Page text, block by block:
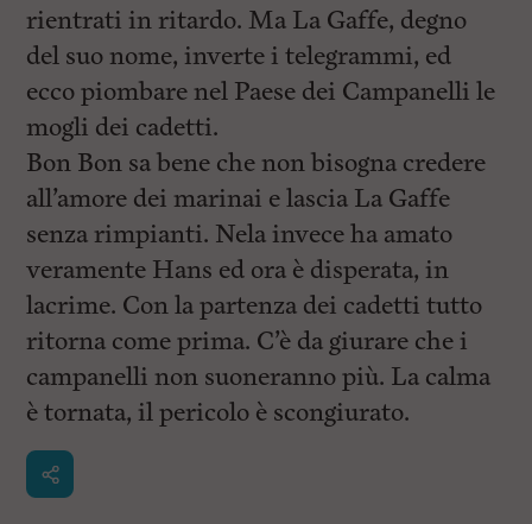
rientrati in ritardo. Ma La Gaffe, degno
del suo nome, inverte i telegrammi, ed
ecco piombare nel Paese dei Campanelli le
mogli dei cadetti.
Bon Bon sa bene che non bisogna credere
all’amore dei marinai e lascia La Gaffe
senza rimpianti. Nela invece ha amato
veramente Hans ed ora è disperata, in
lacrime. Con la partenza dei cadetti tutto
ritorna come prima. C’è da giurare che i
campanelli non suoneranno più. La calma
è tornata, il pericolo è scongiurato.